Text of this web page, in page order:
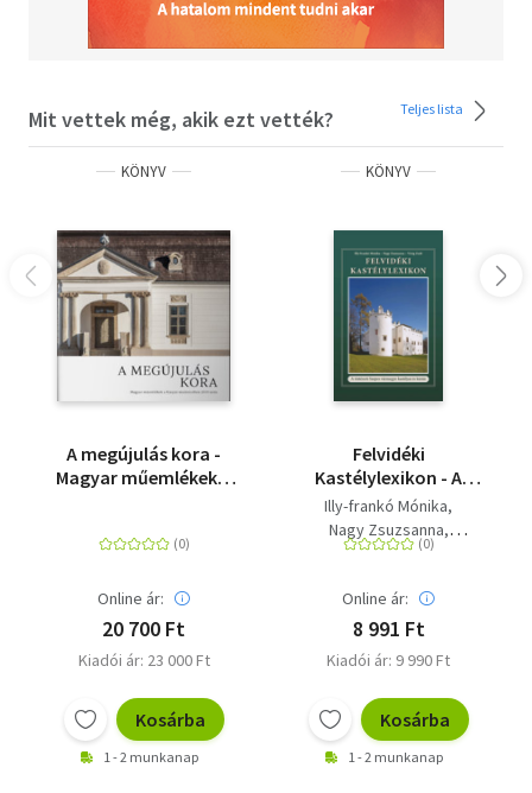
Mit vettek még, akik ezt vették? Teljes lista
KÖNYV
A megújulás kora -
Magyar műemlékek a
Online ár:
20 700 Ft
Kiadói ár: 23 000 Ft
Kosárba
1 - 2 munkanap
KÖNYV
Felvidéki
Kastélylexikon - A
történeti Szepes
vármegye kastélyai és
kúriái
Illy-frankó Mónika
Nagy Zsuzsanna
Virág Zsolt
Online ár:
8 991 Ft
Kiadói ár: 9 990 Ft
Kosárba
1 - 2 munkanap